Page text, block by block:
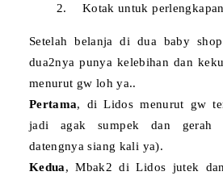
Kotak untuk
Setelah belanja di dua baby
dua2nya punya kelebihan dan
menurut gw loh ya..
Pertama, di Lidos menurut gw
jadi agak sumpek dan gerah
datengnya siang kali ya).
Kedua, Mbak2 di Lidos jutek